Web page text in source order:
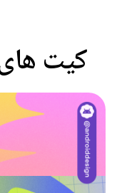
کیت